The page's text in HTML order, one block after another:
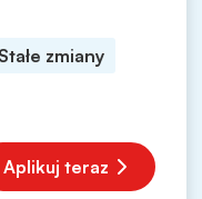
Stałe zmiany
Aplikuj teraz